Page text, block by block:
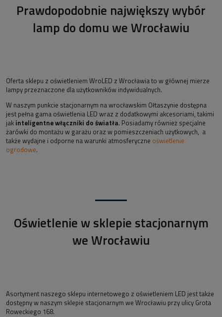
Prawdopodobnie największy wybór
lamp do domu we Wrocławiu
Oferta sklepu z oświetleniem WroLED z Wrocławia to w głównej mierze
lampy przeznaczone dla użytkowników indywidualnych.
W naszym punkcie stacjonarnym na wrocławskim Ołtaszynie dostępna
jest pełna gama oświetlenia LED wraz z dodatkowymi akcesoriami, takimi
jak inteligentne włączniki do światła. Posiadamy również specjalne
żarówki do montażu w garażu oraz w pomieszczeniach użytkowych, a
także wydajne i odporne na warunki atmosferyczne oświetlenie
ogrodowe.
Oświetlenie w sklepie stacjonarnym
we Wrocławiu
Asortyment naszego sklepu internetowego z oświetleniem LED jest także
dostępny w naszym sklepie stacjonarnym we Wrocławiu przy ulicy Grota
Roweckiego 168.